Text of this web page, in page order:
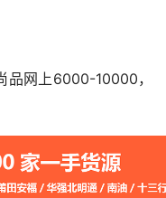
品网上6000-10000，